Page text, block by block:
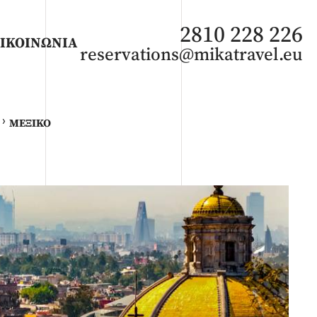
Άνοιξη 2027 Καλοκαίρι 2026
ΑΦΡΙΚΗ
2810 228 226
reservations@mikatravel.eu
› ΜΕΞΙΚΌ